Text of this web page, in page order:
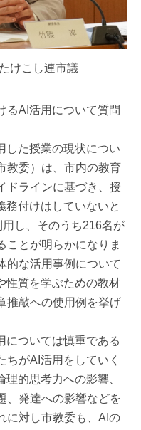
けこし連市議
るAI活用について質問
した授業の現状につい
教委）は、市内の教育
ドラインに基づき、授
務付けはしていないと
し、そのうち216名が
ことが明らかになりま
的な活用事例について
性質を学ぶための教材
推敲への使用例を挙げ
については慎重である
ちがAI活用をしていく
的思考力への影響、
、発達への影響などを
に対し市教委も、AIの